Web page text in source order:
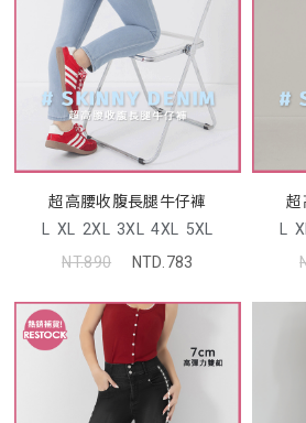
超高腰收腹長腿牛仔褲
L XL 2XL 3XL 4XL 5XL
NT.890
NTD.783
L